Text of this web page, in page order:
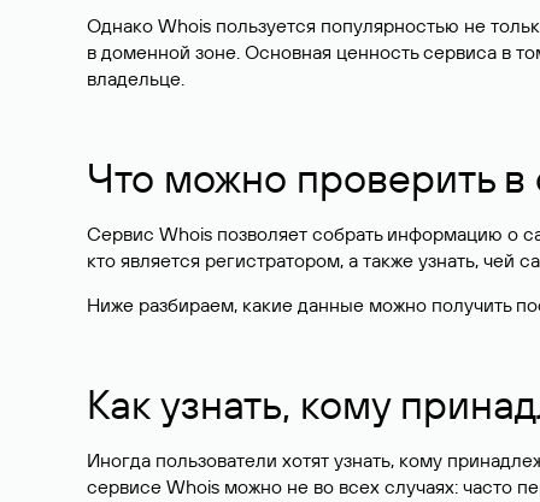
Однако Whois пользуется популярностью не
в доменной зоне. Основная ценность сервиса в
владельце.
Что можно проверить
Сервис Whois позволяет собрать информацию о
кто является регистратором, а также узнать, чей
Ниже разбираем, какие данные можно получить
Как узнать, кому
Иногда пользователи хотят узнать, кому
сервисе Whois можно не во всех случаях: часто